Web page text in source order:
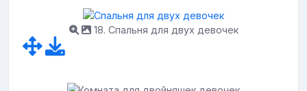
18. Спальня для двух девочек